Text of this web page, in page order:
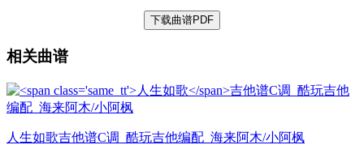
下载曲谱PDF
相关曲谱
人生如歌吉他谱C调_酷玩吉他编配_海来阿木/小阿枫